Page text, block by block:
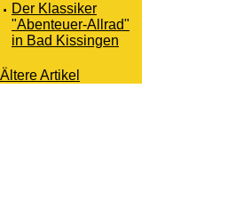
· Der Klassiker
"Abenteuer-Allrad"
in Bad Kissingen
Ältere Artikel